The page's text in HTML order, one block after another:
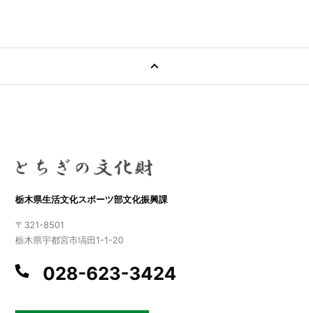
栃木県生活文化スポーツ部文化振興課
〒321-8501
栃木県宇都宮市塙田1-1-20
028-623-3424